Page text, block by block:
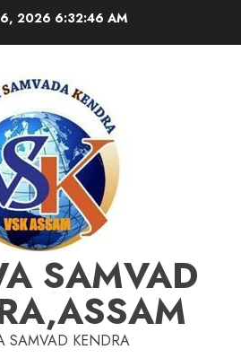
2026 6:32:47 AM
SAMVAD
SAMVAD KENDRA